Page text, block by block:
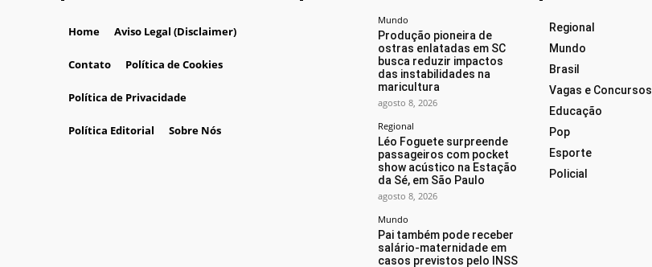
Home Aviso Legal (Disclaimer)
Contato Política de Cookies
Política de Privacidade
Política Editorial Sobre Nós
Mundo
Produção pioneira de
ostras enlatadas em SC
busca reduzir impactos
das instabilidades na
maricultura
agosto 8, 2026
Regional
Léo Foguete surpreende
passageiros com pocket
show acústico na Estação
da Sé, em São Paulo
agosto 8, 2026
Mundo
Pai também pode receber
salário-maternidade em
casos previstos pelo INSS
Regional
Mundo
Brasil
Vagas e Concursos
Educação
Pop
Esporte
Policial